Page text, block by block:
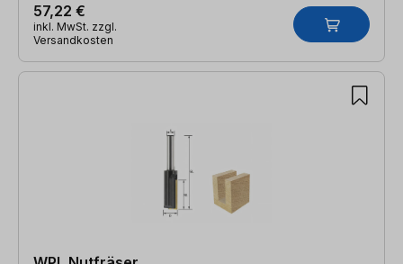
57,22 €
inkl. MwSt. zzgl.
Versandkosten